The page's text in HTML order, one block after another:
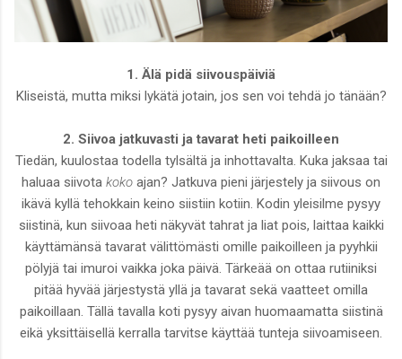
1. Älä pidä siivouspäiviä
Kliseistä, mutta miksi lykätä jotain, jos sen voi tehdä jo tänään?
2. Siivoa jatkuvasti ja tavarat heti paikoilleen
Tiedän, kuulostaa todella tylsältä ja inhottavalta. Kuka jaksaa tai
haluaa siivota koko ajan? Jatkuva pieni järjestely ja siivous on
ikävä kyllä tehokkain keino siistiin kotiin. Kodin yleisilme pysyy
siistinä, kun siivoaa heti näkyvät tahrat ja liat pois, laittaa kaikki
käyttämänsä tavarat välittömästi omille paikoilleen ja pyyhkii
pölyjä tai imuroi vaikka joka päivä. Tärkeää on ottaa rutiiniksi
pitää hyvää järjestystä yllä ja tavarat sekä vaatteet omilla
paikoillaan. Tällä tavalla koti pysyy aivan huomaamatta siistinä
eikä yksittäisellä kerralla tarvitse käyttää tunteja siivoamiseen.